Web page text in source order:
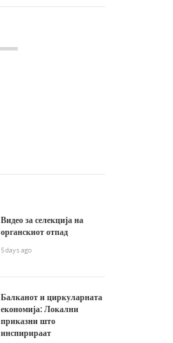
Видео за селекција на
органскиот отпад
5 days ago
Балканот и циркуларната
економија: Локални
приказни што
инспирираат